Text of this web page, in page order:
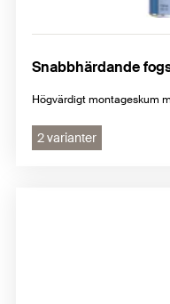
Snabbhärdande
Högvärdigt montageskum
2 varianter